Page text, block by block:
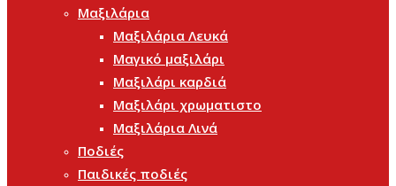
Μαξιλάρια
Μαξιλάρια Λευκά
Μαγικό μαξιλάρι
Μαξιλάρι καρδιά
Μαξιλάρι χρωματιστο
Μαξιλάρια Λινά
Ποδιές
Παιδικές ποδιές